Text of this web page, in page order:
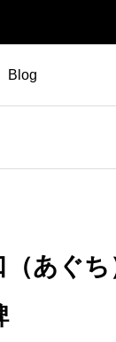
Blog
あぐ